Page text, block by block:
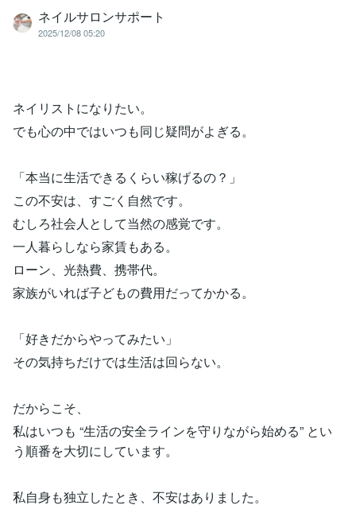
ネイルサロンサポート
2025/12/08 05:20
ネイリストになりたい。
でも心の中ではいつも同じ疑問がよぎる。
「本当に生活できるくらい稼げるの？」
この不安は、すごく自然です。
むしろ社会人として当然の感覚です。
一人暮らしなら家賃もある。
ローン、光熱費、携帯代。
家族がいれば子どもの費用だってかかる。
「好きだからやってみたい」
その気持ちだけでは生活は回らない。
だからこそ、
私はいつも “生活の安全ラインを守りながら始める” とい
う順番を大切にしています。
私自身も独立したとき、不安はありました。